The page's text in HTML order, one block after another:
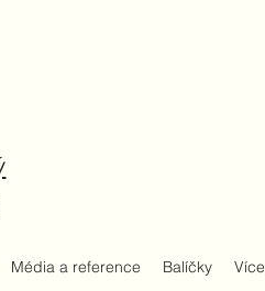
Média a reference Balíčky Více